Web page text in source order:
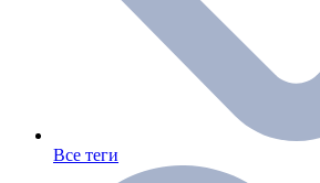
Все теги